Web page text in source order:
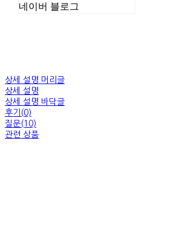
네이버 블로그
상세 설명 머리글
상세 설명
상세 설명 바닥글
후기(0)
질문(10)
관련 상품